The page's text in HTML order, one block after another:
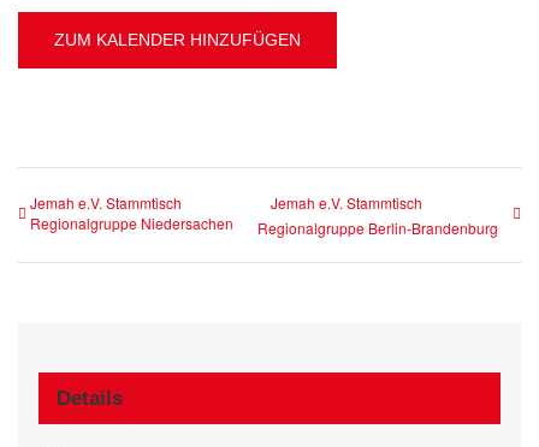
ZUM KALENDER HINZUFÜGEN
Jemah e.V. Stammtisch
Regionalgruppe Niedersachen
Jemah e.V. Stammtisch
Regionalgruppe Berlin-Brandenburg
Details